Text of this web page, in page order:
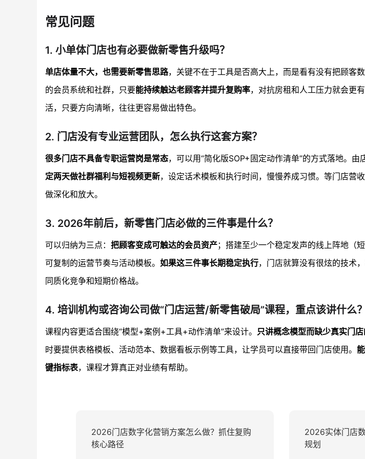
常见问题
1. 小单体门店也有必要做新零售升级吗？
单店体量不大，也需要新零售思路，关键不在于工具是否高大上，而是看有没有把顾客
的会员系统和社群，只要能持续触达老顾客并提升复购率，对抗房租和人工压力就会更
活，只要方向清晰，往往更容易做出特色。
2. 门店没有专业运营团队，怎么执行这套方案？
很多门店不具备专职运营岗是常态，可以用“简化版SOP+固定动作清单”的方式落地。
定两天做社群福利与短视频更新，设定话术模板和执行时间，慢慢养成习惯。等门店营
做深化和放大。
3. 2026年前后，新零售门店必做的三件事是什么？
可以归纳为三点： 把顾客变成可触达的会员资产；搭建至少一个稳定发声的线上阵地（
可复制的运营节奏与活动模板。 如果这三件事长期稳定执行，门店就算没有很炫的技术
同质化竞争和短期价格战。
4. 培训机构或咨询公司做“门店运营/新零售破局”课程，重点该讲什么？
课程内容更适合围绕“模型+案例+工具+动作清单”来设计。 只讲概念模型而缺少真实门
时要提供表格模板、活动范本、数据看板示例等工具，让学员可以直接带回门店使用。
键指标表，课程才算真正对业绩有帮助。
2026门店数字化营销方案怎么做？抓住复购
核心路径
2026实体门店
规划